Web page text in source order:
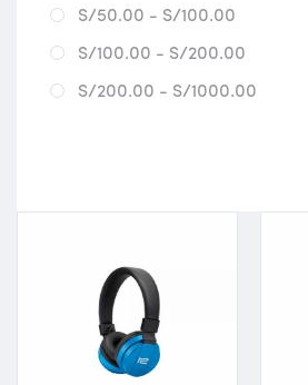
S/50.00 - S/100.00
S/100.00 - S/200.00
S/200.00 - S/1000.00